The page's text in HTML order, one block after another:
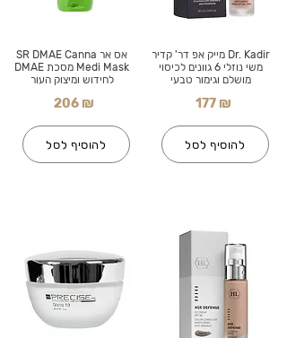
אס אר SR DMAE Canna
Medi Mask מסכת DMAE
לחידוש ומיצוק העור
206 ₪
להוסיף לסל
Dr. Kadir מייק אפ דר' קדיר
משי נוזלי 6 גוונים לכיסוי
מושלם וגימור טבעי
177 ₪
להוסיף לסל